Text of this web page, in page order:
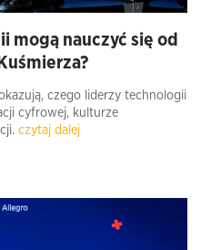
mogą nauczyć się od
czego liderzy technologii
cyfrowej, kulturze
czytaj dalej